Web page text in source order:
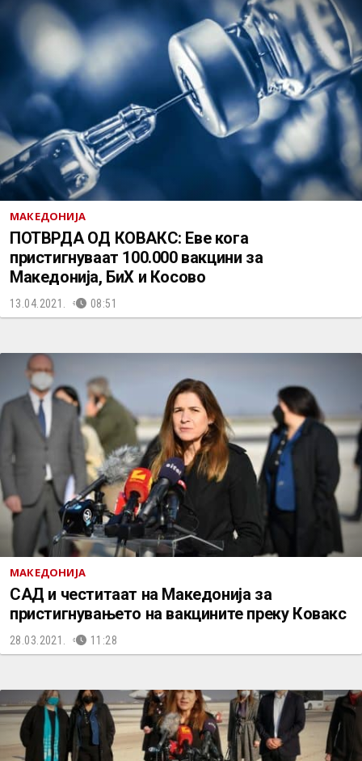
МАКЕДОНИЈА
ПОТВРДА ОД КОВАКС: Еве кога
пристигнуваат 100.000 вакцини за
Македонија, БиХ и Косово
13.04.2021. 08:51
МАКЕДОНИЈА
САД и честитаат на Македонија за
пристигнувањето на вакцините преку Ковакс
28.03.2021. 11:28